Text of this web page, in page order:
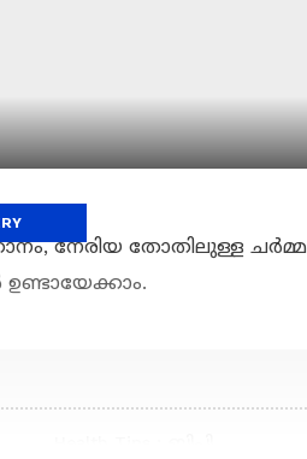
നേരിയ തോതിലുള്ള ചർമ്മ